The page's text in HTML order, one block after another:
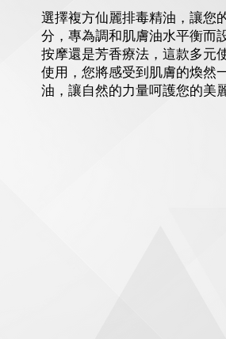
選擇複方仙麗排毒精油，讓您
分，專為調和肌膚油水平衡而
按摩還是芳香療法，這款多元
使用，您將感受到肌膚的煥然
油，讓自然的力量呵護您的美